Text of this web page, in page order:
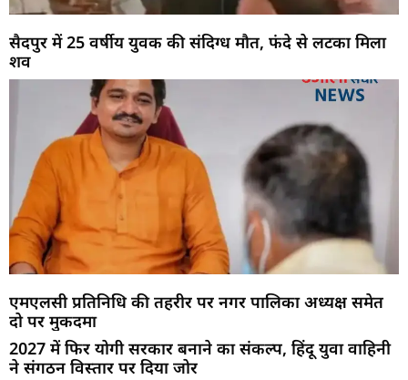
सैदपुर में 25 वर्षीय युवक की संदिग्ध मौत, फंदे से लटका मिला
शव
एमएलसी प्रतिनिधि की तहरीर पर नगर पालिका अध्यक्ष समेत
दो पर मुकदमा
2027 में फिर योगी सरकार बनाने का संकल्प, हिंदू युवा वाहिनी
ने संगठन विस्तार पर दिया जोर